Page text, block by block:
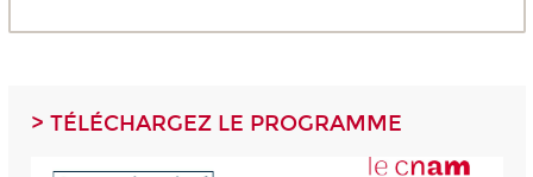
> TÉLÉCHARGEZ LE PROGRAMME